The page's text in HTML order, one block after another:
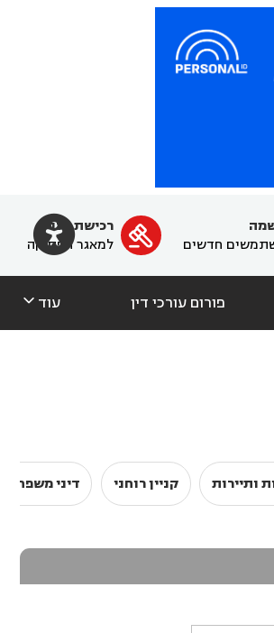

חדשים

רכישת מנוי
למאגר הפסיקה
פורום עורכי דין עוד 
ותיירות קניין רוחני דיני משפחה